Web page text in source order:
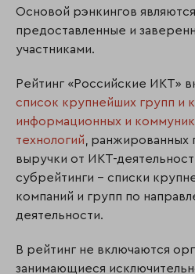
Основой рэнкингов
предоставленные и
участниками.
Рейтинг «Российские ИКТ»
список крупнейших групп и
информационных и
технологий , ранжированных
выручки от ИКТ-
субрейтинги – списки
компаний и групп по
деятельности.
В рейтинг не включаются
занимающиеся